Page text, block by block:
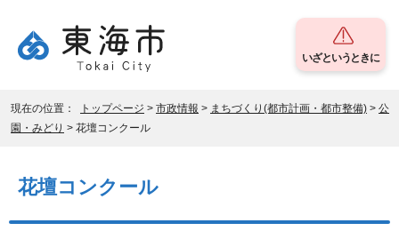
いざというときに
現在の位置： トップページ > 市政情報 > まちづくり(都市計画・都市整備) > 公
園・みどり > 花壇コンクール
花壇コンクール